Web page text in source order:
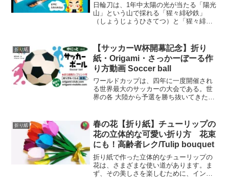
日輪刀は、1年中太陽の光が当たる「陽光
山」という山で採れる「猩々緋砂鉄」
（しょうじょうひさてつ）と「猩々緋鉱
る特殊な鋼のため、陽光以外では不死身
である鬼を倒すことがで...
折り紙
【サッカーW杯開幕記念】折り
紙・Origami・さっかーぼーる作
り方動画 Soccer ball
ワールドカップは、四年に一度開催され
る世界最大のサッカーの大会である。世
界の各 大陸から予選を勝ち抜いてきた国
のジュール・リメが発案したものであ
る。その目的はサッ...
折り紙
春の花【折り紙】チューリップの
花の立体的な可愛い折り方 花束
にも！高齢者レク/Tulip bouquet
折り紙で作った立体的なチューリップの
花は、さまざまな使い道があります。ま
ず、その美しさを楽しむために、インテ